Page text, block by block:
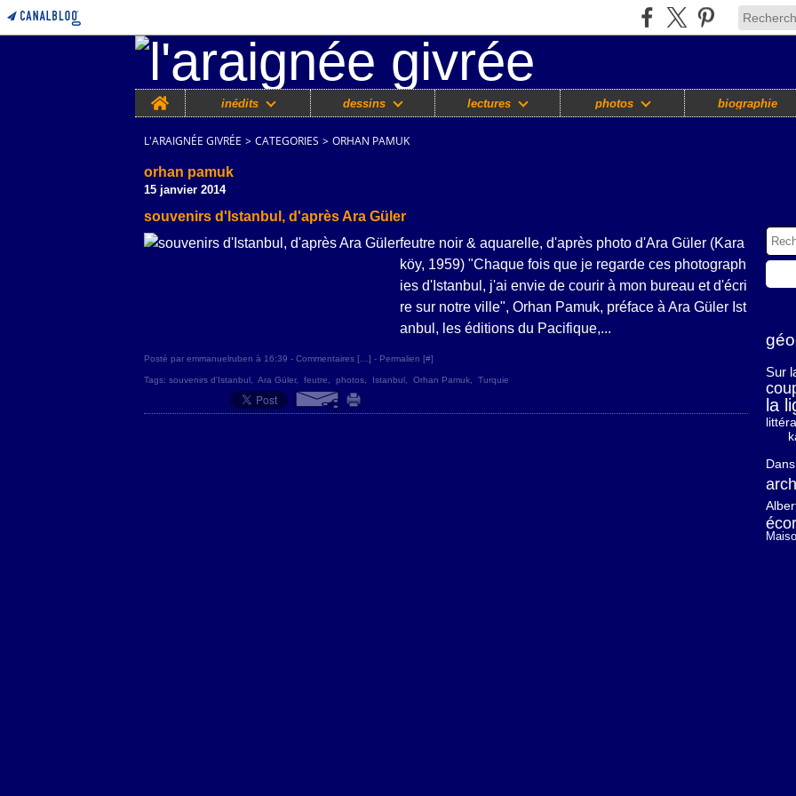
Home
inédits dessins lectures photos biographie
L'ARAIGNÉE GIVRÉE > CATEGORIES > ORHAN PAMUK
orhan pamuk
15 janvier 2014
souvenirs d'Istanbul, d'après Ara Güler
feutre noir & aquarelle, d'après photo d'Ara Güler (Kara
köy, 1959) "Chaque fois que je regarde ces photograph
ies d'Istanbul, j'ai envie de courir à mon bureau et d'écri
re sur notre ville", Orhan Pamuk, préface à Ara Güler Ist
anbul, les éditions du Pacifique,...
Posté par emmanuelruben à 16:39 - Commentaires [ ] - Permalien [#]
Tags: souvenirs d'Istanbul Ara Güler, feutre photos Istanbul Orhan Pamuk Turquie
Sur
la